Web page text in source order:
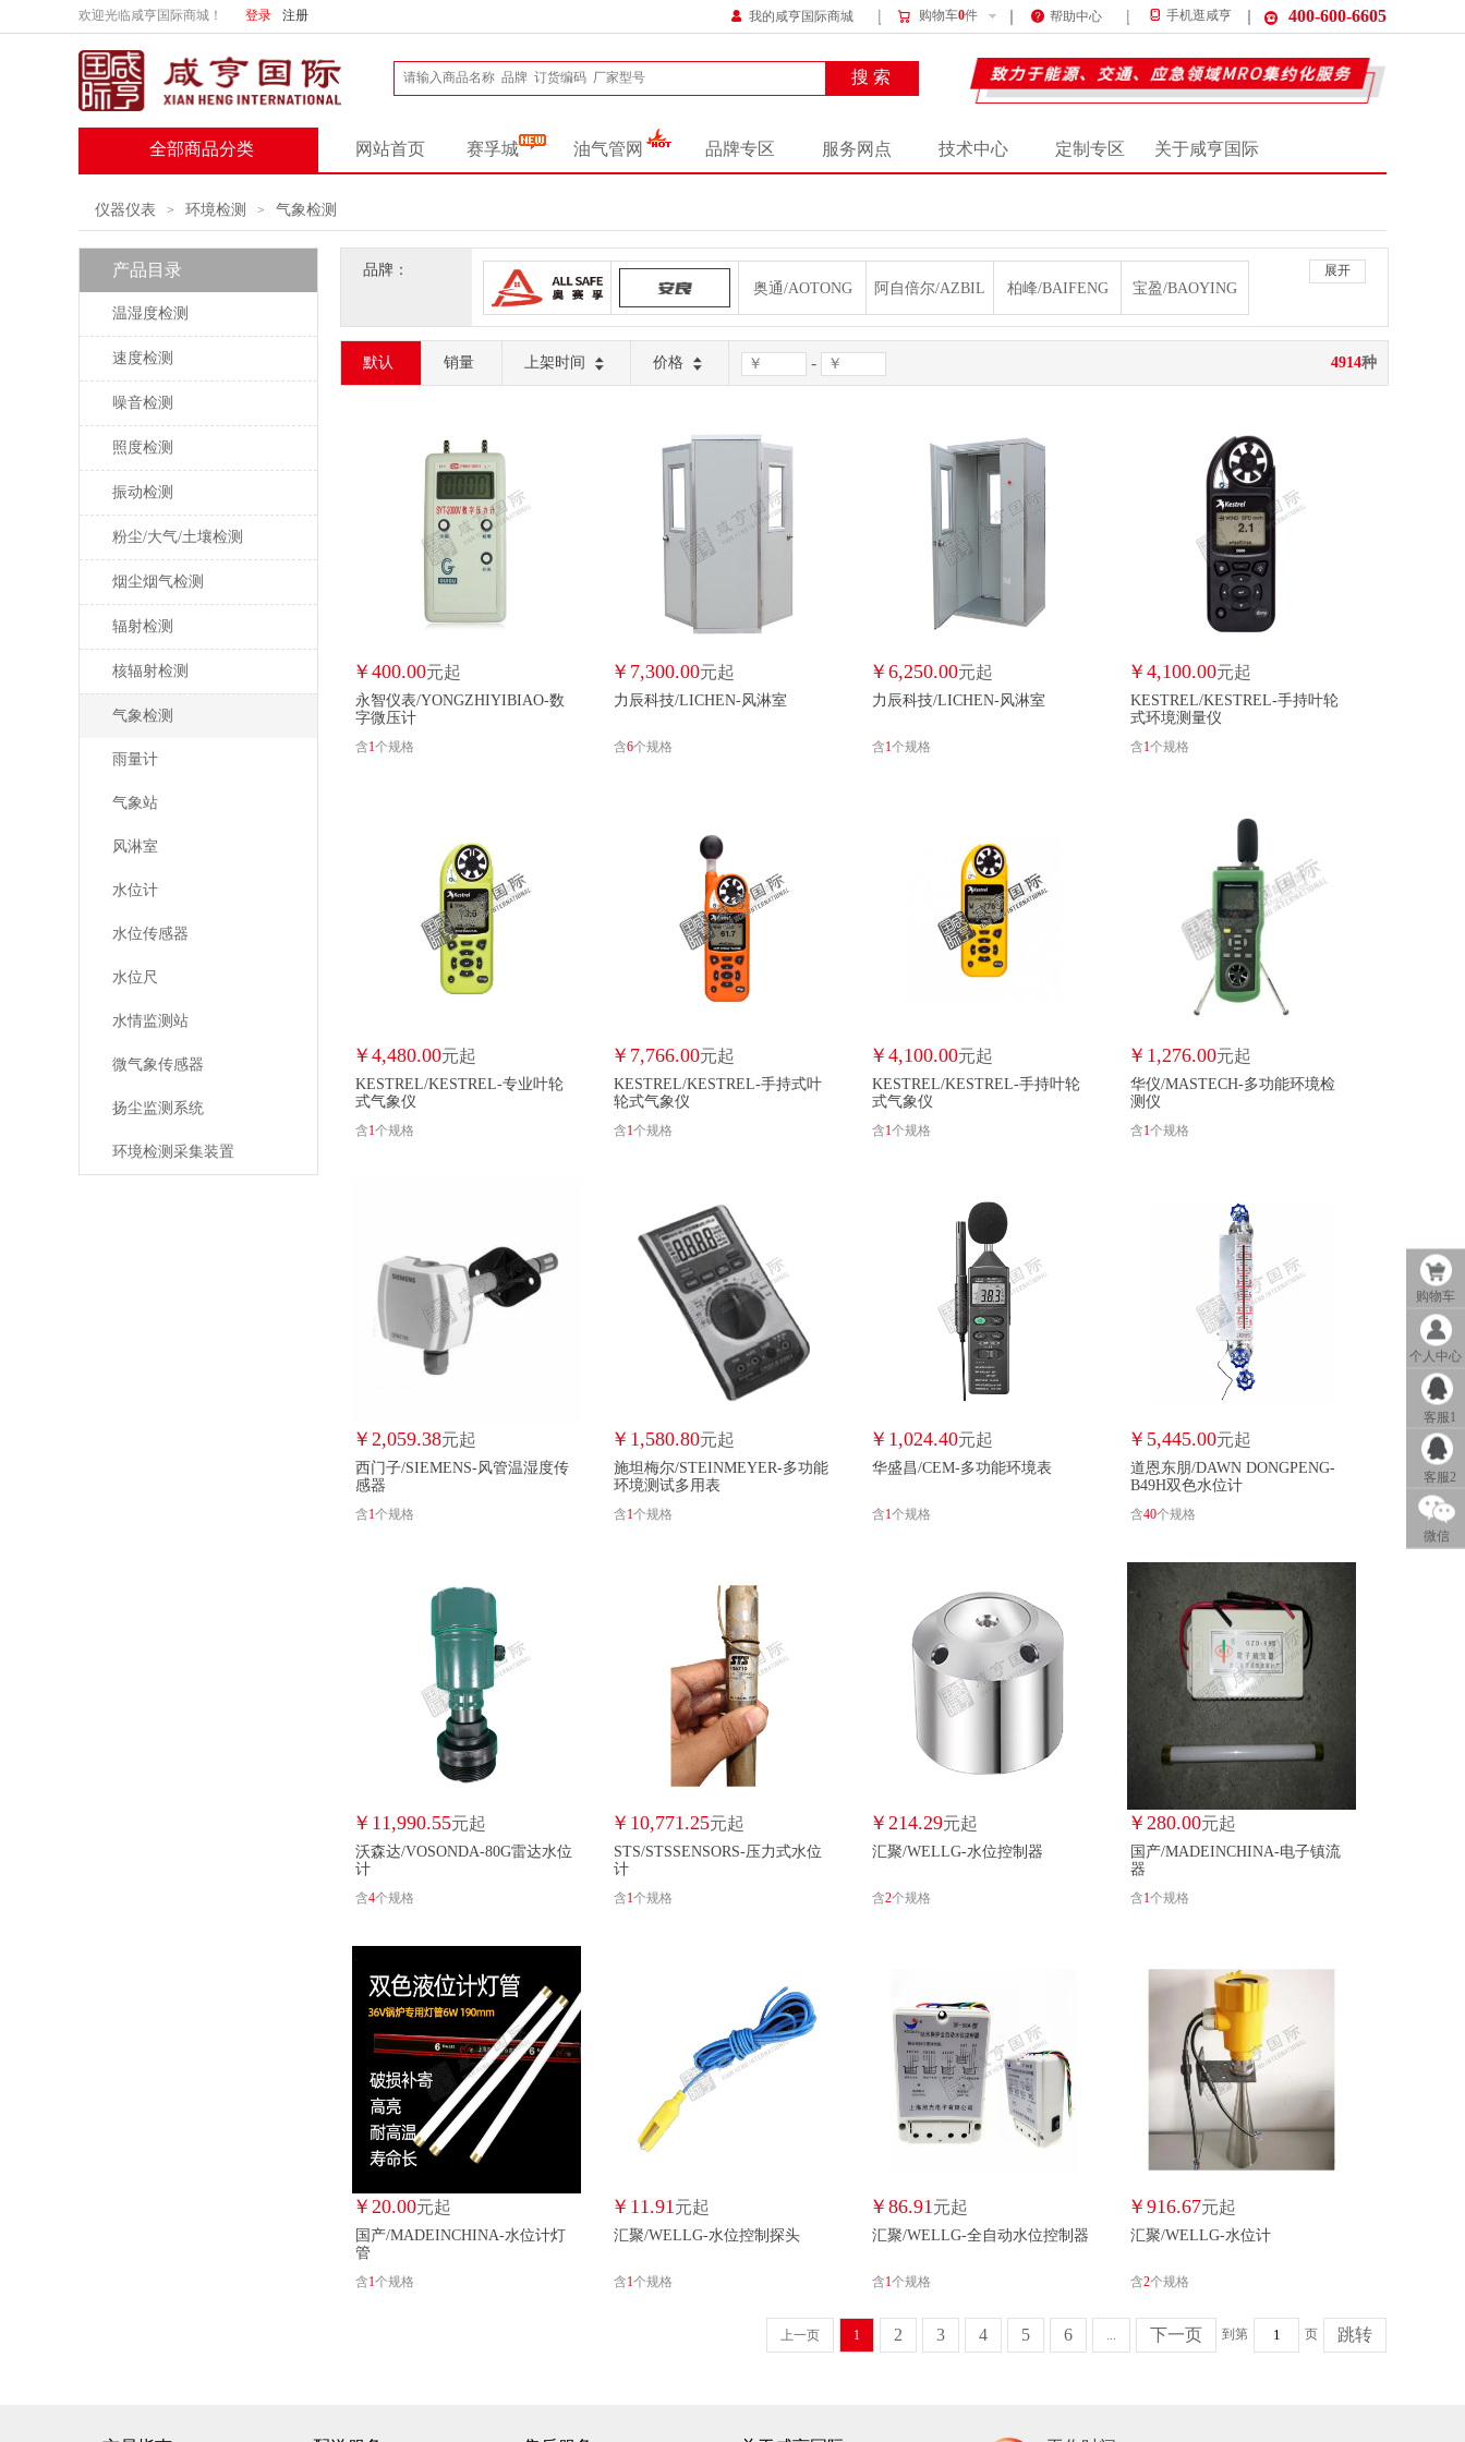
欢迎光临咸亨国际商城！ 登录 注册 我的咸亨国际商城 购物车0件 帮助中心 手机逛咸亨 400-600-6605
搜 索
全部商品分类 网站首页 赛孚城 油气管网 品牌专区 服务网点 技术中心 定制专区 关于咸亨国际
仪器仪表 > 环境检测 > 气象检测
产品目录
温湿度检测
速度检测
噪音检测
照度检测
振动检测
粉尘/大气/土壤检测
烟尘烟气检测
辐射检测
核辐射检测
气象检测
雨量计
气象站
风淋室
水位计
水位传感器
水位尺
水情监测站
微气象传感器
扬尘监测系统
环境检测采集装置
品牌：
奥赛孚/ALLSAFE
安良/ANLY
奥通/AOTONG 阿自倍尔/AZBIL 柏峰/BAIFENG 宝盈/BAOYING
博慧易链/BHYL 标王/BIAOWANG 彬晢/BINZHE 博教/BOJIAO 波力/BOLI 波力通/BOLITONG
德力西/DELIXI 德玛仕/DEMASHI
德启/DEQI 德艺/DEYI 德银/DEYIN
竟成机械/DLJC 伊莱科/ELECALL 风途/FINDTOUR 华夏火焰蓝/FIREBLUE
福禄克/FLUKE
福瑞德/FRD 国能日新/GUONENGRIXIN
国星/GUOXING 哈希/HACH 合欢/HEHUAN HEQIGLASS/HEQIGLASSHERTZMRO/HERTZMRO
红斯迈/HSM 华亨电信/HUAHENGTELECOM
辉仪/HUEFLOW
京山博峰/JINSHANBOFENG
金水华禹/JINSHUIHUAYU
锦绣阳光气象/JINXIUYANGGUANGQIXIANG 金友/JINYOU 吉林隆华/JLLH 巨发/JUFA
钜欧/JUOU
晶昱宝/JYB 静竹/JZ 加野/KANOMAX凯亚罗欧/KAYAROO
KESTREL/KESTREL 辽宁利诚/LIAONINGLICHENG
华仪/MASTECH 盟创/MENGCHUANG 水星/MERCURY
麦格/MG 麦克传感/MICROSENSOR
MIRION/MIRION
赛安/SAIAN 山顶松/SHANGDINGSONG 西门子/SIEMENS 塞恩电子/SIN SOKOYO/SOKOYO
南方测绘/SOUTH
尚普电气/SPDQ 山头林村/STLC 思创/STRONG STS/STSSENSORS
SUNWE/SUNWE 上海仪川/SYCIF
大恒/T&H 德图/TESTO
泰信克/TXK
优品/UPIN 维迪亚斯/VADIAS
沃森达/VOSONDA 万象环境/WANXIANG ENVIRONMENT
伟思/WEISER 汇聚/WELLG
武汉锅炉/WHGL
仪谷/YIGU
咏幻/YONGHUAN 永智仪表/YONGZHIYIBIAO
誉润/YURUN 驭舵/YUTUO YWZR/YWZR
至帆/ZHIFAN 中泰普森/ZHONGTAIPUSEN 中璟/ZJ 中科能慧/ZKNH
纵宇科技/ZYKJ
中仪云商/ZYYS 东鹏/东鹏 宏远/宏远 华源电力/华源电力
基康/基康 宁波水星/宁波水星
展开
默认 销量 上架时间 价格 - 4914种
￥ 400.00元起
永智仪表/YONGZHIYIBIAO-数
字微压计
含1个规格
￥ 7,300.00元起
力辰科技/LICHEN-风淋室
含6个规格
￥ 6,250.00元起
力辰科技/LICHEN-风淋室
含1个规格
￥ 4,100.00元起
KESTREL/KESTREL-手持叶轮
式环境测量仪
含1个规格
￥ 4,480.00元起
KESTREL/KESTREL-专业叶轮
式气象仪
含1个规格
￥ 7,766.00元起
KESTREL/KESTREL-手持式叶
轮式气象仪
含1个规格
￥ 4,100.00元起
KESTREL/KESTREL-手持叶轮
式气象仪
含1个规格
￥ 1,276.00元起
华仪/MASTECH-多功能环境检
测仪
含1个规格
￥ 2,059.38元起
西门子/SIEMENS-风管温湿度传
感器
含1个规格
￥ 1,580.80元起
施坦梅尔/STEINMEYER-多功能
环境测试多用表
含1个规格
￥ 1,024.40元起
华盛昌/CEM-多功能环境表
含1个规格
￥ 5,445.00元起
道恩东朋/DAWN DONGPENG-
B49H双色水位计
含40个规格
￥ 11,990.55元起
沃森达/VOSONDA-80G雷达水位
计
含4个规格
￥ 10,771.25元起
STS/STSSENSORS-压力式水位
计
含1个规格
￥ 214.29元起
汇聚/WELLG-水位控制器
含2个规格
￥ 280.00元起
国产/MADEINCHINA-电子镇流
器
含1个规格
￥ 20.00元起
国产/MADEINCHINA-水位计灯
管
含1个规格
￥ 11.91元起
汇聚/WELLG-水位控制探头
含1个规格
￥ 86.91元起
汇聚/WELLG-全自动水位控制器
含1个规格
￥ 916.67元起
汇聚/WELLG-水位计
含2个规格
上一页 1 2 3 4 5 6 ... 下一页 到第 页 跳转
购物车
个人中心
客服1
QQ客服
客服2
QQ客服
微信